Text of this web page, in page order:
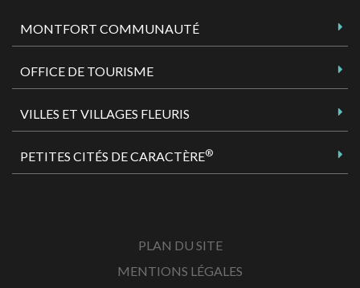
MONTFORT COMMUNAUTÉ
OFFICE DE TOURISME
VILLES ET VILLAGES FLEURIS
PETITES CITÉS DE CARACTÈRE®
PLAN DU SITE
MENTIONS LÉGALES